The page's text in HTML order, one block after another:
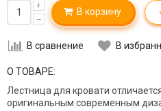
+
–
В корзину
В сравнение В
О ТОВАРЕ:
Лестница для кровати
оригинальным современным